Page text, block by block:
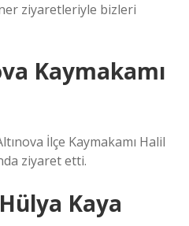
ziyaretleriyle bizleri
Kaymakamı
İlçe Kaymakamı Halil
ziyaret etti.
Kaya